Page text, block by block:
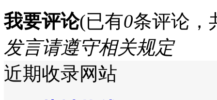
我要评论(已有0条评论，
发言请遵守相关规定
近期收录网站